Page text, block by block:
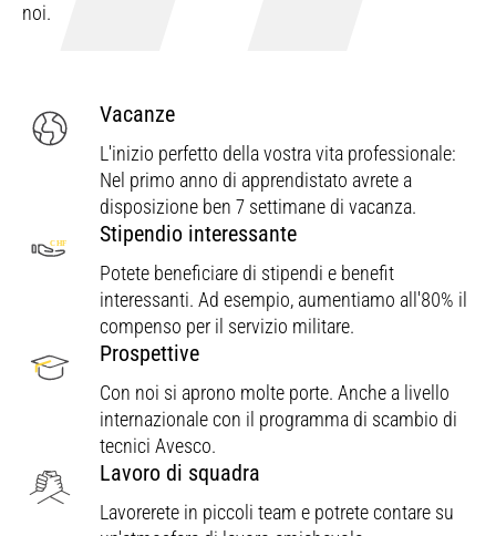
noi.
Vacanze
L'inizio perfetto della vostra vita professionale:
Nel primo anno di apprendistato avrete a
disposizione ben 7 settimane di vacanza.
Stipendio interessante
Potete beneficiare di stipendi e benefit
interessanti. Ad esempio, aumentiamo all'80% il
compenso per il servizio militare.
Prospettive
Con noi si aprono molte porte. Anche a livello
internazionale con il programma di scambio di
tecnici Avesco.
Lavoro di squadra
Lavorerete in piccoli team e potrete contare su